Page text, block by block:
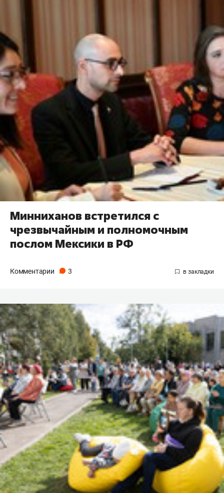
Минниханов встретился с
чрезвычайным и полномочным
послом Мексики в РФ
Комментарии 3